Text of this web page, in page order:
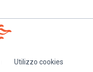
Utilizzo cookies